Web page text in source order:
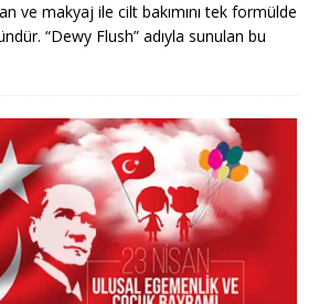
ve makyaj ile cilt bakımını tek formülde
“Dewy Flush” adıyla sunulan bu